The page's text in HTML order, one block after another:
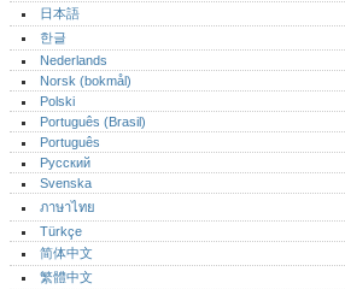
日本語
한글
Nederlands
Norsk (bokmål)‎
Polski
Português (Brasil)
Português‎
Русский
Svenska
ภาษาไทย
Türkçe
简体中文
繁體中文